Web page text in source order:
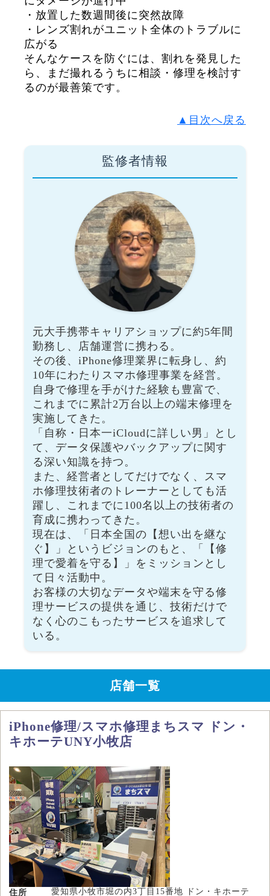
・放置した数週間後に突然故障
・レンズ割れがユニット全体のトラブルに
広がる
そんなケースを防ぐには、割れを発見した
ら、まだ撮れるうちに相談・修理を検討す
るのが最善策です。
▲目次へ戻る
監修者情報
元大手携帯キャリアショップに約5年間
勤務し、店舗運営に携わる。
その後、iPhone修理業界に転身し、約
10年にわたりスマホ修理事業を経営。
自身で修理を手がけた経験も豊富で、
これまでに累計2万台以上の端末修理を
実施してきた。
「自称・日本一iCloudに詳しい男」とし
て、データ保護やバックアップに関す
る深い知識を持つ。
また、経営者としてだけでなく、スマ
ホ修理技術者のトレーナーとしても活
躍し、これまでに100名以上の技術者の
育成に携わってきた。
現在は、「日本全国の【想い出を継な
ぐ】」というビジョンのもと、「【修
理で愛着を守る】」をミッションとし
て日々活動中。
お客様の大切なデータや端末を守る修
理サービスの提供を通じ、技術だけで
なく心のこもったサービスを追求して
いる。
店舗一覧
iPhone修理/スマホ修理まちスマ ドン・
キホーテUNY小牧店
住所 愛知県小牧市堀の内3丁目15番地 ドン・キホーテ